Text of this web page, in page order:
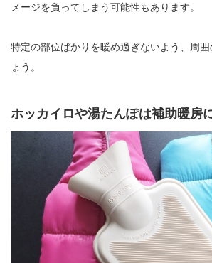
メージを負ってしまう可能性もあります。
特定の部位ばかりを暖め過ぎないよう、周
ょう。
ホッカイロや湯たんぽは補助暖房